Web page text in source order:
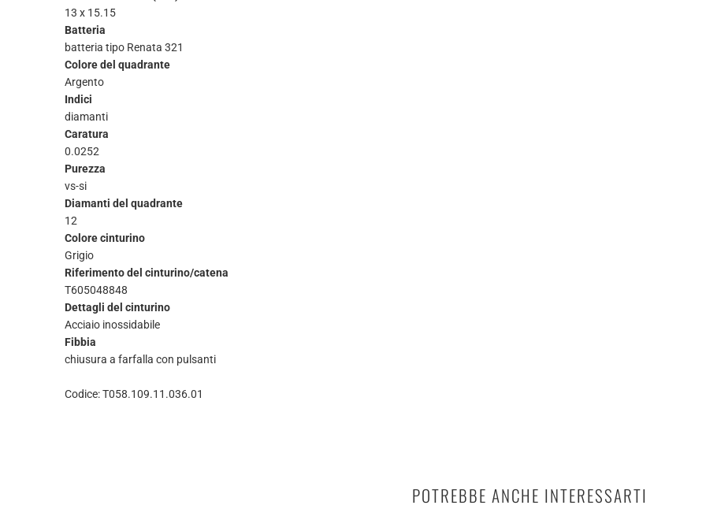
13 x 15.15
Batteria
batteria tipo Renata 321
Colore del quadrante
Argento
Indici
diamanti
Caratura
0.0252
Purezza
vs-si
Diamanti del quadrante
12
Colore cinturino
Grigio
Riferimento del cinturino/catena
T605048848
Dettagli del cinturino
Acciaio inossidabile
Fibbia
chiusura a farfalla con pulsanti
Codice: T058.109.11.036.01
POTREBBE ANCHE INTERESSARTI